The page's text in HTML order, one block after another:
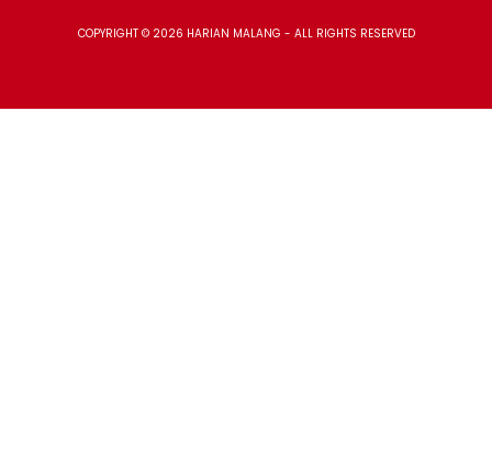
COPYRIGHT © 2026 HARIAN MALANG - ALL RIGHTS RESERVED